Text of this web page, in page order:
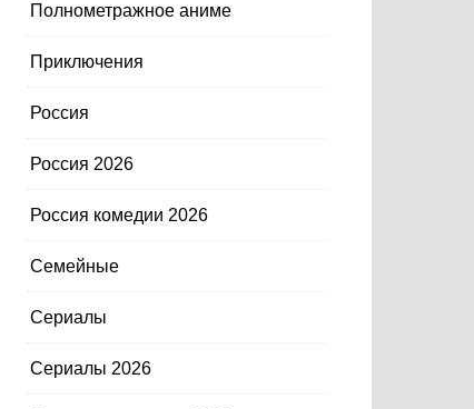
Полнометражное аниме
Приключения
Россия
Россия 2026
Россия комедии 2026
Семейные
Сериалы
Сериалы 2026